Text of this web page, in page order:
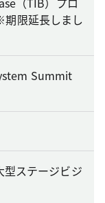
限延長しまし
Summit
ステージビジ